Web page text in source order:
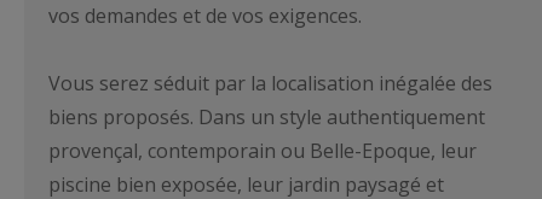
vos demandes et de vos exigences.
Vous serez séduit par la localisation inégalée des
biens proposés. Dans un style authentiquement
provençal, contemporain ou Belle-Epoque, leur
piscine bien exposée, leur jardin paysagé et